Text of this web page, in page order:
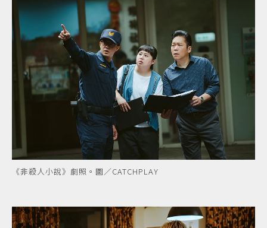
《非殺人小說》劇照。圖／CATCHPLAY